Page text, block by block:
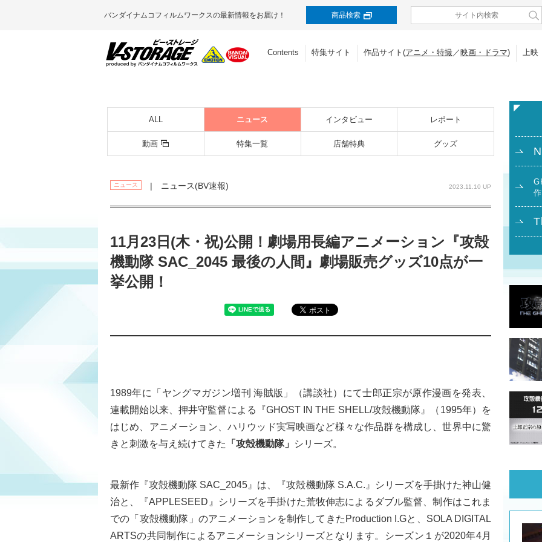
バンダイナムコフィルムワークスの最新情報をお届け！ 商品検索
Contents 特集サイト 作品サイト(アニメ・特撮／映画・ドラマ) 上映
ALL ニュース インタビュー レポート
動画 特集一覧 店舗特典 グッズ
ニュース | ニュース(BV速報) 2023.11.10 UP
11月23日(木・祝)公開！劇場用長編アニメーション『攻殻
機動隊 SAC_2045 最後の人間』劇場販売グッズ10点が一
挙公開！
1989年に「ヤングマガジン増刊 海賊版」（講談社）にて士郎正宗が原作漫画を発表、
連載開始以来、押井守監督による『GHOST IN THE SHELL/攻殻機動隊』（1995年）を
はじめ、アニメーション、ハリウッド実写映画など様々な作品群を構成し、世界中に驚
きと刺激を与え続けてきた
「攻殻機動隊」 シリーズ。
最新作『攻殻機動隊 SAC_2045』は、『攻殻機動隊 S.A.C.』シリーズを手掛けた神山健
治と、『APPLESEED』シリーズを手掛けた荒牧伸志によるダブル監督、制作はこれま
での「攻殻機動隊」のアニメーションを制作してきたProduction I.Gと、SOLA DIGITAL
ARTSの共同制作によるアニメーションシリーズとなります。シーズン１が2020年4月